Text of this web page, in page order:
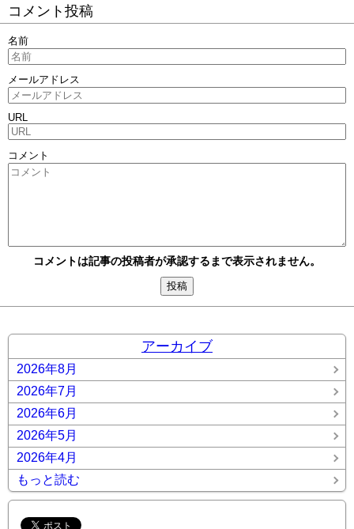
コメント投稿
名前
メールアドレス
URL
コメント
コメントは記事の投稿者が承認するまで表示されません。
アーカイブ
2026年8月
2026年7月
2026年6月
2026年5月
2026年4月
もっと読む